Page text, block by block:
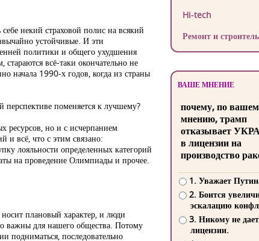
некий страховой полис на всякий
устойчивые. И эти
политики и общего ухудшения
всё-таки окончательно не
начала 1990-х годов, когда из страны
поменяется к лучшему?
ресурсов, но и с исчерпанием
и всё, что с этим связано:
лояльности определенных категорий
на проведение Олимпиады и прочее.
плановый характер, и люди
важны для нашего общества. Потому
подниматься, последовательно
Hi-tech
Ремонт и
ВАШЕ МНЕНИЕ
почему, по
мнению, трамп
отказывает
в лицензии на
производство
1. Уважает
2. Боится
эскалацию
3. Никому не
лицензии.